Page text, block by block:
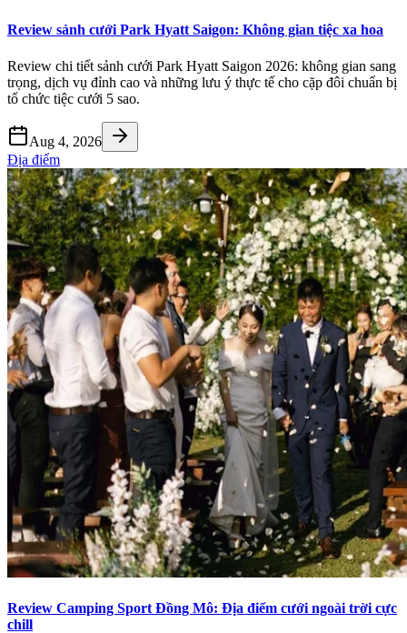
Review sảnh cưới Park Hyatt Saigon: Không gian tiệc xa hoa
Review chi tiết sảnh cưới Park Hyatt Saigon 2026: không gian sang
trọng, dịch vụ đỉnh cao và những lưu ý thực tế cho cặp đôi chuẩn bị
tổ chức tiệc cưới 5 sao.
Aug 4, 2026
Địa điểm
Review Camping Sport Đồng Mô: Địa điểm cưới ngoài trời cực
chill